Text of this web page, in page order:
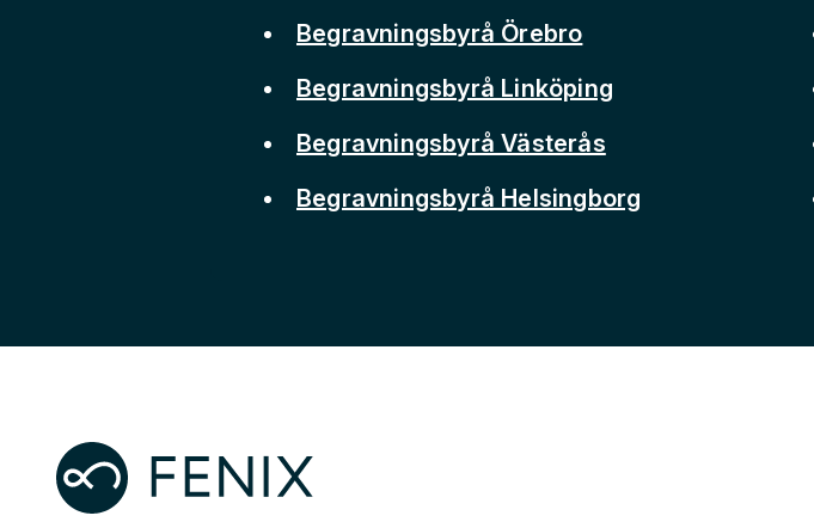
Begravningsbyrå Örebro
Begravningsbyrå Linköping
Begravningsbyrå Västerås
Begravningsbyrå Helsingborg